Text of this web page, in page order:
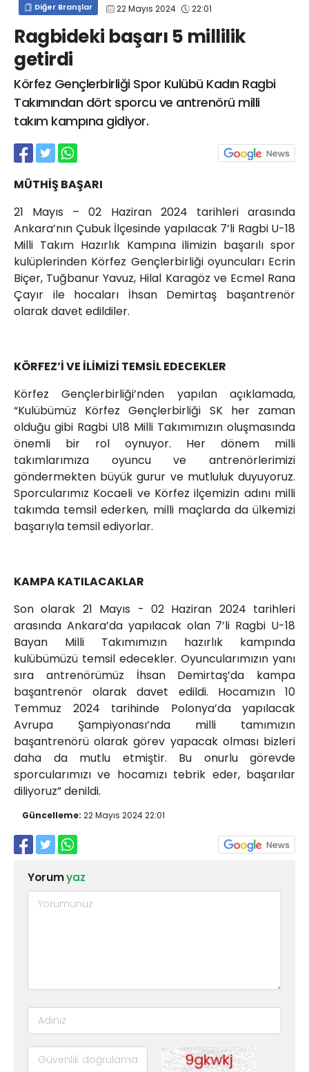
Diğer Branşlar 22 Mayıs 2024 22:01
Ragbideki başarı 5 millilik
getirdi
Körfez Gençlerbirliği Spor Kulübü Kadın Ragbi
Takımından dört sporcu ve antrenörü milli
takım kampına gidiyor.
MÜTHİŞ BAŞARI
21 Mayıs – 02 Haziran 2024 tarihleri arasında
Ankara’nın Çubuk İlçesinde yapılacak 7’li Ragbi U-18
Milli Takım Hazırlık Kampına ilimizin başarılı spor
kulüplerinden Körfez Gençlerbirliği oyuncuları Ecrin
Biçer, Tuğbanur Yavuz, Hilal Karagöz ve Ecmel Rana
Çayır ile hocaları İhsan Demirtaş başantrenör
olarak davet edildiler.
KÖRFEZ’İ VE İLİMİZİ TEMSİL EDECEKLER
Körfez Gençlerbirliği’nden yapılan açıklamada,
“Kulübümüz Körfez Gençlerbirliği SK her zaman
olduğu gibi Ragbi U18 Milli Takımımızın oluşmasında
önemli bir rol oynuyor. Her dönem milli
takımlarımıza oyuncu ve antrenörlerimizi
göndermekten büyük gurur ve mutluluk duyuyoruz.
Sporcularımız Kocaeli ve Körfez ilçemizin adını milli
takımda temsil ederken, milli maçlarda da ülkemizi
başarıyla temsil ediyorlar.
KAMPA KATILACAKLAR
Son olarak 21 Mayıs - 02 Haziran 2024 tarihleri
arasında Ankara’da yapılacak olan 7’li Ragbi U-18
Bayan Milli Takımımızın hazırlık kampında
kulübümüzü temsil edecekler. Oyuncularımızın yanı
sıra antrenörümüz İhsan Demirtaş’da kampa
başantrenör olarak davet edildi. Hocamızın 10
Temmuz 2024 tarihinde Polonya’da yapılacak
Avrupa Şampiyonası’nda milli tamımızın
başantrenörü olarak görev yapacak olması bizleri
daha da mutlu etmiştir. Bu onurlu görevde
sporcularımızı ve hocamızı tebrik eder, başarılar
diliyoruz” denildi.
Güncelleme: 22 Mayıs 2024 22:01
Yorumyaz
info@spor41.com